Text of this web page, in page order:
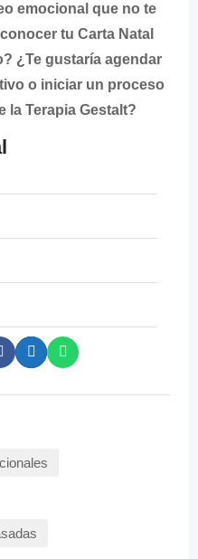
emocional que no te
tu Carta Natal
¿Te gustaría agendar
o iniciar un proceso
la Terapia Gestalt?